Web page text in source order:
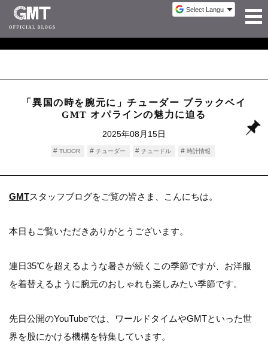
「異国の時を腕元に」チューダー ブラックベイ
GMT オパラインの魅力に迫る
2025年08月15日
TUDOR チューダー チュードル 時計情報
GMTスタッフブログをご覧の皆さま、こんにちは。
本日もご覧いただきありがとうございます。
連日35℃を超えるような暑さが続くこの季節ですが、お洋服
を着替えるように腕元のおしゃれも楽しみたい季節です。
先日公開のYouTubeでは、ワールドタイムやGMTといった世
界を股にかける機構を特集しています。